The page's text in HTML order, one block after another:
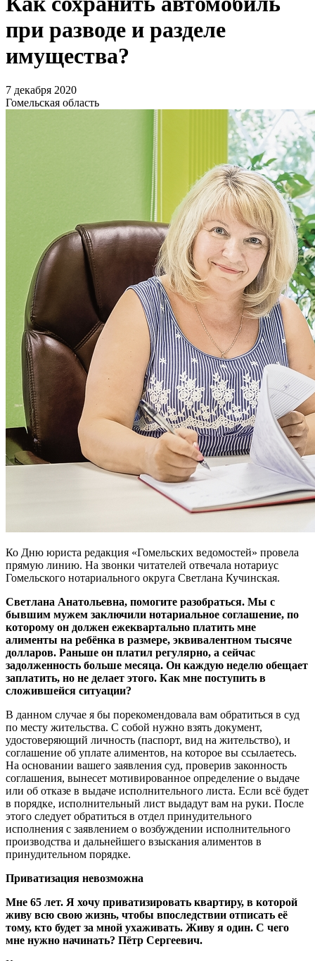
при разводе и разделе
имущества?
7 декабря 2020
Гомельская область
Ко Дню юриста редакция «Гомельских ведомостей» провела
прямую линию. На звонки читателей отвечала нотариус
Гомельского нотариального округа Светлана Кучинская.
Светлана Анатольевна, помогите разобраться. Мы с
бывшим мужем заключили нотариальное соглашение, по
которому он должен ежеквартально платить мне
алименты на ребёнка в размере, эквивалентном тысяче
долларов. Раньше он платил регулярно, а сейчас
задолженность больше месяца. Он каждую неделю обещает
заплатить, но не делает этого. Как мне поступить в
сложившейся ситуации?
В данном случае я бы порекомендовала вам обратиться в суд
по месту жительства. С собой нужно взять документ,
удостоверяющий личность (паспорт, вид на жительство), и
соглашение об уплате алиментов, на которое вы ссылаетесь.
На основании вашего заявления суд, проверив законность
соглашения, вынесет мотивированное определение о выдаче
или об отказе в выдаче исполнительного листа. Если всё будет
в порядке, исполнительный лист выдадут вам на руки. После
этого следует обратиться в отдел принудительного
исполнения с заявлением о возбуждении исполнительного
производства и дальнейшего взыскания алиментов в
принудительном порядке.
Приватизация невозможна
Мне 65 лет. Я хочу приватизировать квартиру, в которой
живу всю свою жизнь, чтобы впоследствии отписать её
тому, кто будет за мной ухаживать. Живу я один. С чего
мне нужно начинать? Пётр Сергеевич.